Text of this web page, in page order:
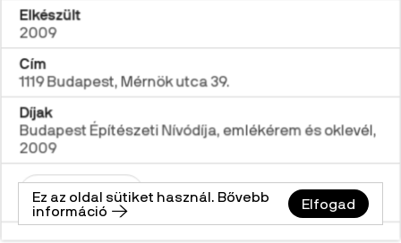
Elkészült
2009
Cím
1119 Budapest, Mérnök utca 39.
Díjak
Budapest Építészeti Nívódíja, emlékérem és oklevél,
2009
Link másolása
Ez az oldal sütiket használ. Bővebb
információ 🡢
Elfogad